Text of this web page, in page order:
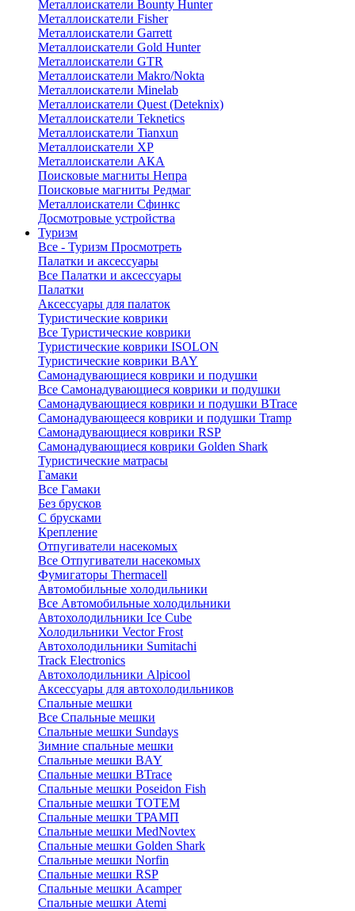
Металлоискатели Bounty Hunter
Металлоискатели Fisher
Металлоискатели Garrett
Металлоискатели Gold Hunter
Металлоискатели GTR
Металлоискатели Makro/Nokta
Металлоискатели Minelab
Металлоискатели Quest (Deteknix)
Металлоискатели Teknetics
Металлоискатели Tianxun
Металлоискатели XP
Металлоискатели АКА
Поисковые магниты Непра
Поисковые магниты Редмаг
Металлоискатели Сфинкс
Досмотровые устройства
Туризм
Все - Туризм Просмотреть
Палатки и аксессуары
Все Палатки и аксессуары
Палатки
Аксессуары для палаток
Туристические коврики
Все Туристические коврики
Туристические коврики ISOLON
Туристические коврики BAY
Самонадувающиеся коврики и подушки
Все Самонадувающиеся коврики и подушки
Самонадувающиеся коврики и подушки BTrace
Самонадувающееся коврики и подушки Tramp
Самонадувающиеся коврики RSP
Самонадувающиеся коврики Golden Shark
Туристические матрасы
Гамаки
Все Гамаки
Без брусков
С брусками
Крепление
Отпугиватели насекомых
Все Отпугиватели насекомых
Фумигаторы Thermacell
Автомобильные холодильники
Все Автомобильные холодильники
Автохолодильники Ice Cube
Холодильники Vector Frost
Автохолодильники Sumitachi
Track Electronics
Автохолодильники Alpicool
Аксессуары для автохолодильников
Спальные мешки
Все Спальные мешки
Спальные мешки Sundays
Зимние спальные мешки
Спальные мешки BAY
Спальные мешки BTrace
Спальные мешки Poseidon Fish
Спальные мешки ТОТЕМ
Спальные мешки ТРАМП
Cпальные мешки MedNovtex
Спальные мешки Golden Shark
Спальные мешки Norfin
Спальные мешки RSP
Спальные мешки Acamper
Спальные мешки Atemi